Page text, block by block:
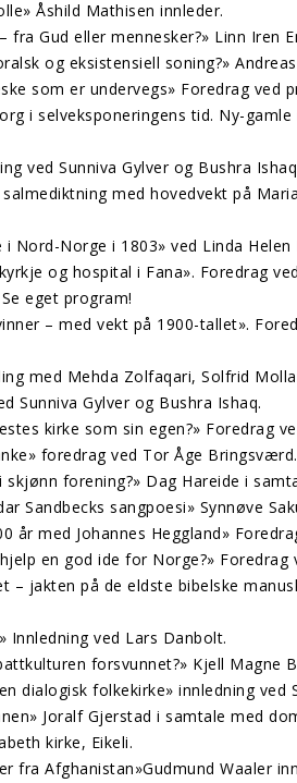
Åshild Mathisen innleder.
Gud eller mennesker?» Linn Iren
og eksistensiell soning?»
som er undervegs» Foredrag ved
i selveksponeringens tid. Ny-
ved Sunniva Gylver og Bushra
med hovedvekt på
Nord-Norge i 1803» ved Linda Helen
og hospital i Fana». Foredrag
eget program!
– med vekt på 1900-tallet».
med Mehda Zolfaqari, Solfrid
Sunniva Gylver og Bushra Ishaq.
kirke som sin egen?» Foredrag
foredrag ved Tor Åge Bringsværd.
forening?» Dag Hareide i
Sandbecks sangpoesi» Synnøve
år med Johannes Heggland»
en god ide for Norge?» Foredrag
jakten på de eldste bibelske
Innledning ved Lars Danbolt.
forsvunnet?» Kjell Magne
dialogisk folkekirke» innledning ved
Joralf Gjerstad i samtale med
kirke, Eikeli.
fra Afghanistan»Gudmund Waaler